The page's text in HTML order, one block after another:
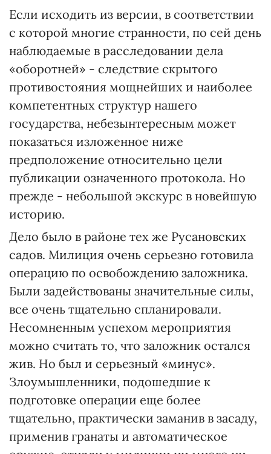
Если исходить из версии, в соответствии
с которой многие странности, по сей день
наблюдаемые в расследовании дела
«оборотней» - следствие скрытого
противостояния мощнейших и наиболее
компетентных структур нашего
государства, небезынтересным может
показаться изложенное ниже
предположение относительно цели
публикации означенного протокола. Но
прежде - небольшой экскурс в новейшую
историю.
Дело было в районе тех же Русановских
садов. Милиция очень серьезно готовила
операцию по освобождению заложника.
Были задействованы значительные силы,
все очень тщательно спланировали.
Несомненным успехом мероприятия
можно считать то, что заложник остался
жив. Но был и серьезный «минус».
Злоумышленники, подошедшие к
подготовке операции еще более
тщательно, практически заманив в засаду,
применив гранаты и автоматическое